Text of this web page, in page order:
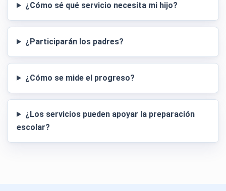
¿Cómo sé qué servicio necesita mi hijo?
¿Participarán los padres?
¿Cómo se mide el progreso?
¿Los servicios pueden apoyar la preparación
escolar?